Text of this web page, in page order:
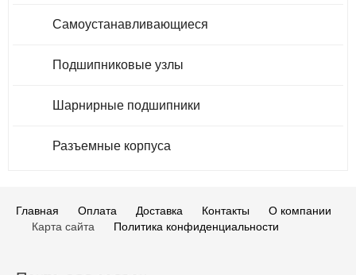
Самоустанавливающиеся
Подшипниковые узлы
Шарнирные подшипники
Разъемные корпуса
Главная Оплата Доставка Контакты
О компании
Карта сайта
Политика конфиденциальности